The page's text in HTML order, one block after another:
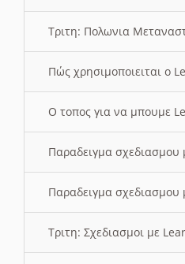
Τριτη: Πολωνια
Πώς χρησιμοποιειται ο
O τοπος για να μπουμε
Παραδειγμα
Παραδειγμα
Τριτη: Σχεδιασμοι με